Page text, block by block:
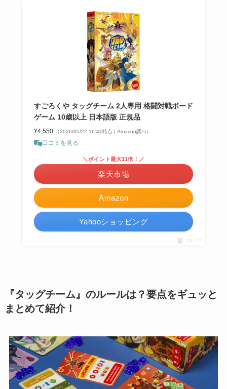
すごろくや タッグチーム 2人専用 格闘対戦ボード
ゲーム 10歳以上 日本語版 正規品
¥4,550 （2026/05/22 16:41時点 | Amazon調べ）
口コミを見る
Amazon
＼ポイント最大11倍！／
楽天市場
Yahooショッピング
ポチップ
『タッグチーム』のルールは？要点をギュッと
まとめて紹介！